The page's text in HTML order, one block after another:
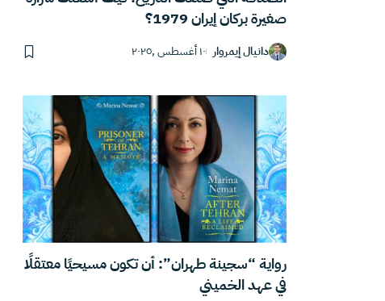
صغيرة بركان إيران 1979؟
دانيال إيمروار ١٠ أغسطس ,٢٠٢٥
رواية “سجينة طهران”: أن تكون مسيحيًا معتقلًا
في عهد الخميني